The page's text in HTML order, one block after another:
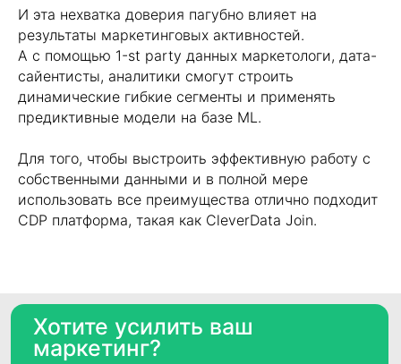
И эта нехватка доверия пагубно влияет на
результаты маркетинговых активностей.
А с помощью 1-st party данных маркетологи, дата-
сайентисты, аналитики смогут строить
динамические гибкие сегменты и применять
предиктивные модели на базе ML.
Для того, чтобы выстроить эффективную работу с
собственными данными и в полной мере
использовать все преимущества отлично подходит
CDP платформа, такая как CleverData Join.
Наименование организации
Общество с ограниченной
ответственностью «Клевер Дата»
(ООО «Клевер Дата»)
ИНН, ОГРН
7717787659, 1147746715709
Основной код ОКВЭД,
вид деятельности в области ИТ
62.01 «Разработка компьютерного
программного обеспечения, 1.01, 2.01
Адрес места нахождения
Телефон +7 (495) 782 38 60
Почта info@cleverdata.ru